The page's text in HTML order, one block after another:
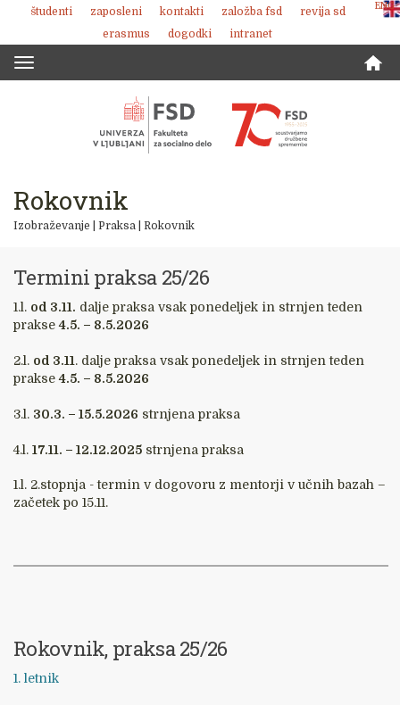
Skoči
vsebino
ENG
študenti zaposleni kontakti založba fsd
revija sd
erasmus
dogodki intranet
Rokovnik
Izobraževanje Praksa Rokovnik
Termini praksa 25/26
1.l. od 3.11. dalje praksa vsak ponedeljek in strnjen teden
prakse4.5. – 8.5.2026
2.l. od 3.11. dalje praksa vsak ponedeljek in strnjen teden
prakse4.5. – 8.5.2026
3.l. 30.3. – 15.5.2026 strnjena praksa
4.l. 17.11. – 12.12.2025 strnjena praksa
1.l. 2.stopnja - termin v dogovoru z mentorji v učnih bazah –
začetek po 15.11.
Rokovnik, praksa 25/26
1. letnik